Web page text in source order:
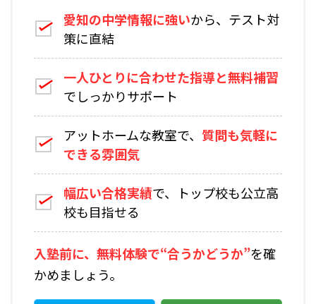
愛知の中学情報に強いから、テスト対
策に直結
一人ひとりに合わせた指導と無料補習
でしっかりサポート
アットホームな教室で、 質問も気軽に
できる雰囲気
幅広い合格実績で、トップ校も公立高
校も目指せる
入塾前に、無料体験で“合うかどうか”を確
かめましょう。